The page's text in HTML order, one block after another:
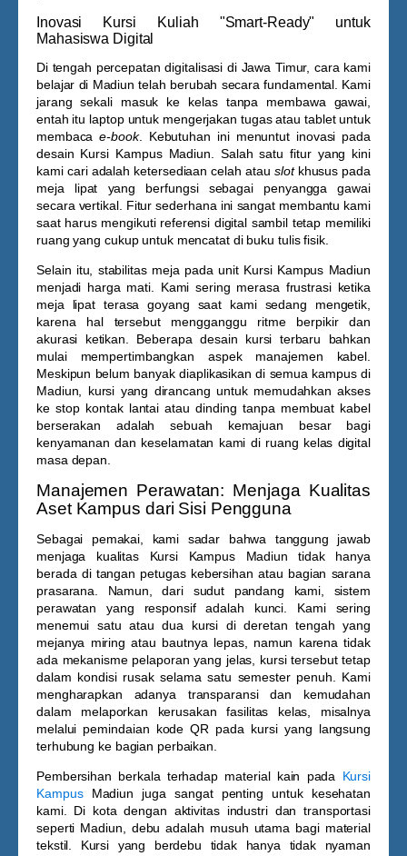
Inovasi Kursi Kuliah "Smart-Ready" untuk
Mahasiswa Digital
Di tengah percepatan digitalisasi di Jawa Timur, cara kami
belajar di Madiun telah berubah secara fundamental. Kami
jarang sekali masuk ke kelas tanpa membawa gawai,
entah itu laptop untuk mengerjakan tugas atau tablet untuk
membacae-book. Kebutuhan ini menuntut inovasi pada
desain Kursi Kampus Madiun . Salah satu fitur yang kini
kami cari adalah ketersediaan celah atau slotkhusus pada
meja lipat yang berfungsi sebagai penyangga gawai
secara vertikal. Fitur sederhana ini sangat membantu kami
saat harus mengikuti referensi digital sambil tetap memiliki
ruang yang cukup untuk mencatat di buku tulis fisik.
Selain itu, stabilitas meja pada unit Kursi Kampus Madiun
menjadi harga mati. Kami sering merasa frustrasi ketika
meja lipat terasa goyang saat kami sedang mengetik,
karena hal tersebut mengganggu ritme berpikir dan
akurasi ketikan. Beberapa desain kursi terbaru bahkan
mulai mempertimbangkan aspek manajemen kabel.
Meskipun belum banyak diaplikasikan di semua kampus di
Madiun, kursi yang dirancang untuk memudahkan akses
ke stop kontak lantai atau dinding tanpa membuat kabel
berserakan adalah sebuah kemajuan besar bagi
kenyamanan dan keselamatan kami di ruang kelas digital
masa depan.
Manajemen Perawatan: Menjaga Kualitas
Aset Kampus dari Sisi Pengguna
Sebagai pemakai, kami sadar bahwa tanggung jawab
menjaga kualitas Kursi Kampus Madiun tidak hanya
berada di tangan petugas kebersihan atau bagian sarana
prasarana. Namun, dari sudut pandang kami, sistem
perawatan yang responsif adalah kunci. Kami sering
menemui satu atau dua kursi di deretan tengah yang
mejanya miring atau bautnya lepas, namun karena tidak
ada mekanisme pelaporan yang jelas, kursi tersebut tetap
dalam kondisi rusak selama satu semester penuh. Kami
mengharapkan adanya transparansi dan kemudahan
dalam melaporkan kerusakan fasilitas kelas, misalnya
melalui pemindaian kode QR pada kursi yang langsung
terhubung ke bagian perbaikan.
Pembersihan berkala terhadap material kain pada Kursi
KampusMadiun juga sangat penting untuk kesehatan
kami. Di kota dengan aktivitas industri dan transportasi
seperti Madiun, debu adalah musuh utama bagi material
tekstil. Kursi yang berdebu tidak hanya tidak nyaman